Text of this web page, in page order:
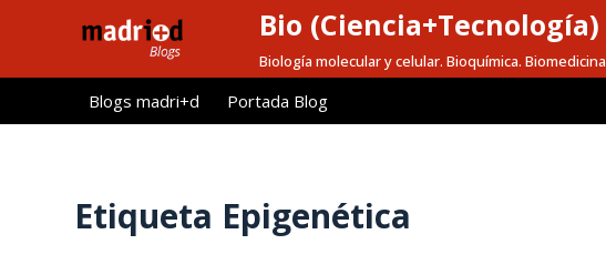
l
Bio (Ciencia+Tecnología)
Biología molecular y celular. Bioquímica. Biomedicina
Blogs madri+d Portada Blog
Etiqueta Epigenética